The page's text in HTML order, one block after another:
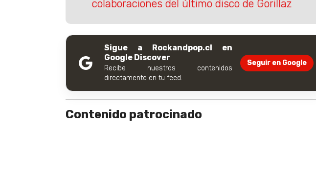
colaboraciones del último disco de Gorillaz
Sigue a Rockandpop.cl en
Google Discover
Recibe nuestros contenidos
directamente en tu feed.
Seguir en Google
Contenido patrocinado